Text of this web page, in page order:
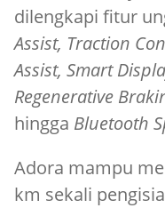
dilengkapi fitur
Assist, Traction
Assist, Smart
Regenerative
hingga Bluetooth
Adora mampu
km sekali